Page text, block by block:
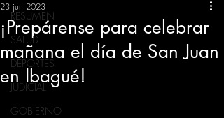
RESUMEN
SALUD
DEPORTES
JUDICIAL
GOBIERNO
¡Prepárense para celebrar
mañana el día de San Juan
en Ibagué!
23 jun 2023